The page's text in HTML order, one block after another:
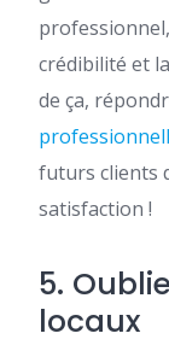
crédibilité et
de ça,
futurs clients
satisfaction !
5.
locaux